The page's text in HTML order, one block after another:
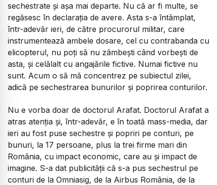
sechestrate și așa mai departe. Nu că ar fi multe, se
regăsesc în declarația de avere. Asta s-a întâmplat,
într-adevăr ieri, de către procurorul militar, care
instrumentează ambele dosare, cel cu contrabanda cu
elicopterul, nu poți să nu zâmbești când vorbești de
asta, și celălalt cu angajările fictive. Numai fictive nu
sunt. Acum o să mă concentrez pe subiectul zilei,
adică pe sechestrarea bunurilor și poprirea conturilor.
Nu e vorba doar de doctorul Arafat. Doctorul Arafat a
atras atenția și, într-adevăr, e în toată mass-media, dar
ieri au fost puse sechestre și popriri pe conturi, pe
bunuri, la 17 persoane, plus la trei firme mari din
România, cu impact economic, care au și impact de
imagine. S-a dat publicității că s-a pus sechestrul pe
conturi de la Omniasig, de la Airbus România, de la